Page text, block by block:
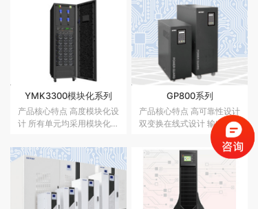
YMK3300模块化系列
产品核心特点 高度模块化设
计 所有单元均采用模块化设
块、监控模块、配电模块（限
单柜），功率模块为3U，旁
路模块为3U，监控模块1U，
配电模块11U，适配
GP800系列
产品核心特点 高可靠性设计
双变换在线式设计 输出零转
换时间 负载保护能力强 机内
自带输出隔离变压器，抗干扰
能力强 极小的零地电压差，
保护设备的安全运行 负载兼
容性好，可以